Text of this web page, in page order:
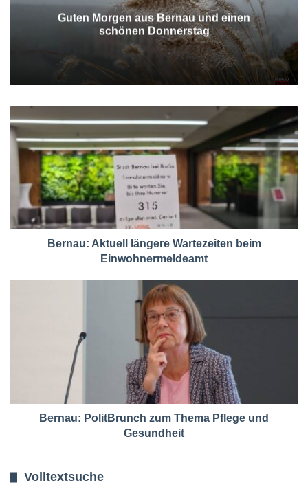
Guten Morgen aus Bernau und einen
schönen Donnerstag
Bernau: Aktuell längere Wartezeiten beim
Einwohnermeldeamt
Bernau: PolitBrunch zum Thema Pflege und
Gesundheit
Volltextsuche